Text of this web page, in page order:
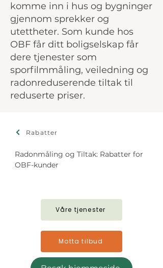
komme inn i hus og bygninger
gjennom sprekker og
utettheter. Som kunde hos
OBF får ditt boligselskap får
dere tjenester som
sporfilmmåling, veiledning og
radonreduserende tiltak til
reduserte priser.
Rabatter
Radonmåling og Tiltak: Rabatter for
OBF-kunder
Våre tjenester
Motta tilbud